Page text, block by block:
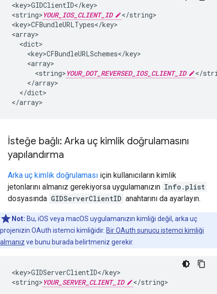
<key>GIDClientID</key>
<string> YOUR_IOS_CLIENT_ID
</string>
<key>CFBundleURLTypes</key>
<array>
  <dict>
    <key>CFBundleURLSchemes</key>
    <array>
      <string>
YOUR_DOT_REVERSED_IOS_CLIENT_ID
</
    </array>
  </dict>
</array>
İsteğe bağlı: Arka uç kimlik doğrulamasını
yapılandırma
Arka uç kimlik doğrulaması için kullanıcıların kimlik
jetonlarını almanız gerekiyorsa uygulamanızın Info.plist
dosyasında GIDServerClientID anahtarını da ayarlayın.
Not: Bu, iOS veya macOS uygulamanızın kimliği değil, arka uç
projenizin OAuth istemci kimliğidir. Bir OAuth sunucu istemci kimliği
almanız ve bunu burada belirtmeniz gerekir.
<key>GIDServerClientID</key>
<string> YOUR_SERVER_CLIENT_ID </string>